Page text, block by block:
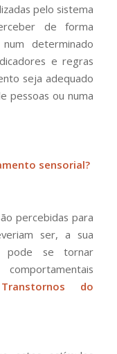
pelo sistema
de forma
determinado
e regras
seja adequado
pessoas ou numa
sensorial?
percebidas para
ser, a sua
pode se tornar
Transtornos do